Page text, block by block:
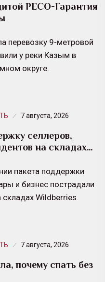
РЕСО-Гарантия
перевозку 9-метровой
у реки Казым в
округе.
7 августа, 2026
селлеров,
на складах…
пакета поддержки
и бизнес пострадали
складах Wildberries.
7 августа, 2026
почему спать без